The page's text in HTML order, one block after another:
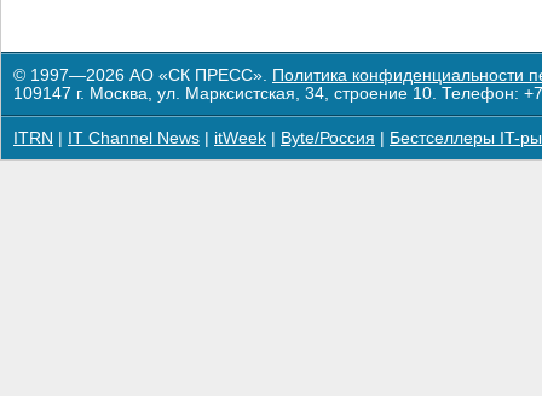
© 1997—2026 АО «СК ПРЕСС». Политика конфиденциальности
109147 г. Москва, ул. Марксистская, 34, строение 10. Телефон:
ITRN IT Channel News itWeek Byte/Россия Бестселлеры IT-